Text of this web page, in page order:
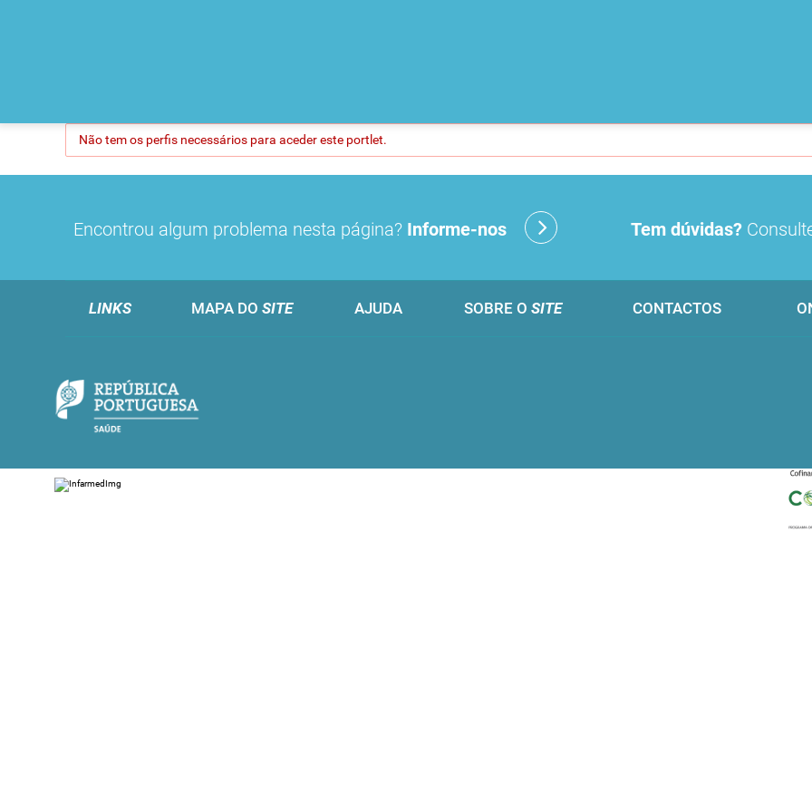
Não tem os perfis necessários para aceder este portlet.
Encontrou algum problema nesta página? Informe-nos Tem dúvidas?
LINKS MAPA DO SITE AJUDA SOBRE O SITE CONTACTOS